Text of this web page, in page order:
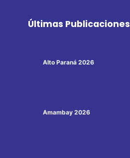
Últimas Publicaciones
Alto Paraná 2026
Amambay 2026